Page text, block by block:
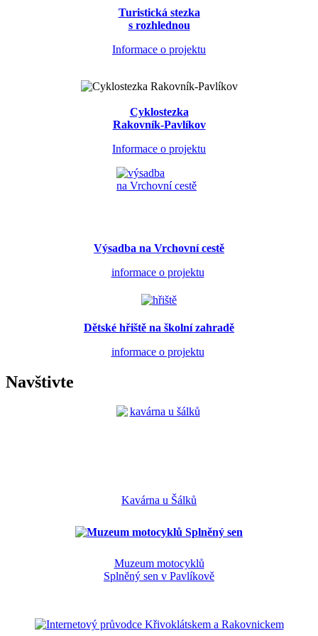
Turistická stezka
s rozhlednou
Informace o projektu
Cyklostezka
Rakovník-Pavlíkov
Informace o projektu
Výsadba na Vrchovní cestě
informace o projektu
Dětské hřiště na školní zahradě
informace o projektu
Navštivte
Kavárna u Šálků
Muzeum motocyklů
Splněný sen v Pavlíkově